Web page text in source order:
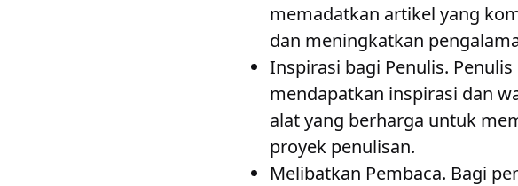
memadatkan artikel yang
dan meningkatkan
Inspirasi bagi Penulis.
mendapatkan inspirasi dan
alat yang berharga untuk
proyek penulisan.
Melibatkan Pembaca. Bagi